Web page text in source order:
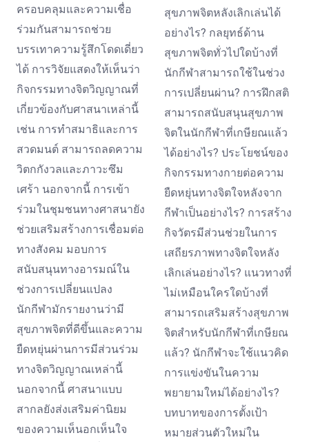
ครอบคลุมและความเชื่อ
ร่วมกันสามารถช่วย
บรรเทาความรู้สึกโดดเดี่ยว
ได้ การวิจัยแสดงให้เห็นว่า
กิจกรรมทางจิตวิญญาณที่
เกี่ยวข้องกับศาสนาเหล่านี้
เช่น การทำสมาธิและการ
สวดมนต์ สามารถลดความ
วิตกกังวลและภาวะซึม
เศร้า นอกจากนี้ การเข้า
ร่วมในชุมชนทางศาสนายัง
ช่วยเสริมสร้างการเชื่อมต่อ
ทางสังคม มอบการ
สนับสนุนทางอารมณ์ใน
ช่วงการเปลี่ยนแปลง
นักกีฬามักรายงานว่ามี
สุขภาพจิตที่ดีขึ้นและความ
ยืดหยุ่นผ่านการมีส่วนร่วม
ทางจิตวิญญาณเหล่านี้
นอกจากนี้ ศาสนาแบบ
สากลยังส่งเสริมค่านิยม
ของความเห็นอกเห็นใจ
สุขภาพจิตหลังเลิกเล่นได้
อย่างไร? กลยุทธ์ด้าน
สุขภาพจิตทั่วไปใดบ้างที่
นักกีฬาสามารถใช้ในช่วง
การเปลี่ยนผ่าน? การฝึกสติ
สามารถสนับสนุนสุขภาพ
จิตในนักกีฬาที่เกษียณแล้ว
ได้อย่างไร? ประโยชน์ของ
กิจกรรมทางกายต่อความ
ยืดหยุ่นทางจิตใจหลังจาก
กีฬาเป็นอย่างไร? การสร้าง
กิจวัตรมีส่วนช่วยในการ
เสถียรภาพทางจิตใจหลัง
เลิกเล่นอย่างไร? แนวทางที่
ไม่เหมือนใครใดบ้างที่
สามารถเสริมสร้างสุขภาพ
จิตสำหรับนักกีฬาที่เกษียณ
แล้ว? นักกีฬาจะใช้แนวคิด
การแข่งขันในความ
พยายามใหม่ได้อย่างไร?
บทบาทของการตั้งเป้า
หมายส่วนตัวใหม่ใน